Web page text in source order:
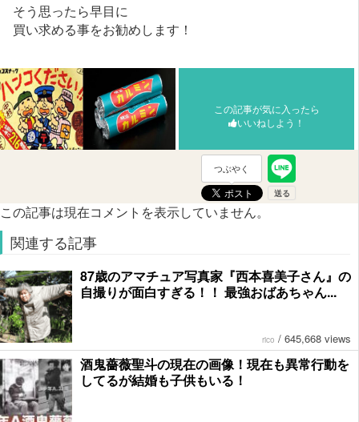
そう思ったら早目に
買い求める事をお勧めします！
この記事が気に入ったら
いいねしよう！
つぶやく
この記事は現在コメントを表示していません。
関連する記事
87歳のアマチュア写真家『西本喜美子さん』の
自撮りが面白すぎる！！ 最強おばあちゃん...
rico / 645,668 views
酒鬼薔薇聖斗の現在の画像！現在も異常行動を
してるが結婚も子供もいる！